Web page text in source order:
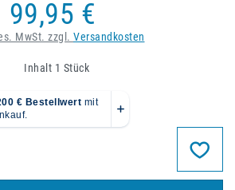
99,95 €
MwSt. zzgl. Versandkosten
Inhalt 1 Stück